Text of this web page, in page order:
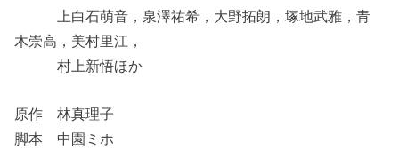
上白石萌音，泉澤祐希，大野拓朗，塚地武雅，青
木崇高，美村里江，
村上新悟ほか
原作 林真理子
脚本 中園ミホ